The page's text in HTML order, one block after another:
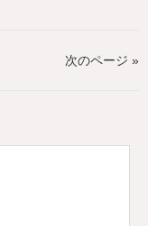
次のページ »